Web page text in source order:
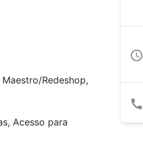
Redeshop,
Acesso para
access_time
call